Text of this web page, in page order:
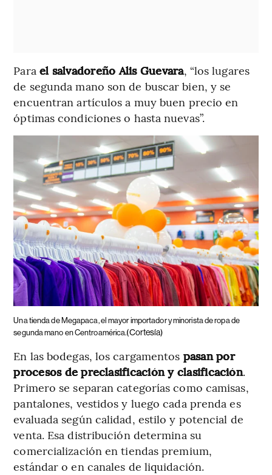
Para el salvadoreño Alis Guevara, “los lugares
de segunda mano son de buscar bien, y se
encuentran artículos a muy buen precio en
óptimas condiciones o hasta nuevas”.
Una tienda de Megapaca, el mayor importador y minorista de ropa de
segunda mano en Centroamérica.(Cortesía)
En las bodegas, los cargamentos pasan por
procesos de preclasificación y clasificación.
Primero se separan categorías como camisas,
pantalones, vestidos y luego cada prenda es
evaluada según calidad, estilo y potencial de
venta. Esa distribución determina su
comercialización en tiendas premium,
estándar o en canales de liquidación.